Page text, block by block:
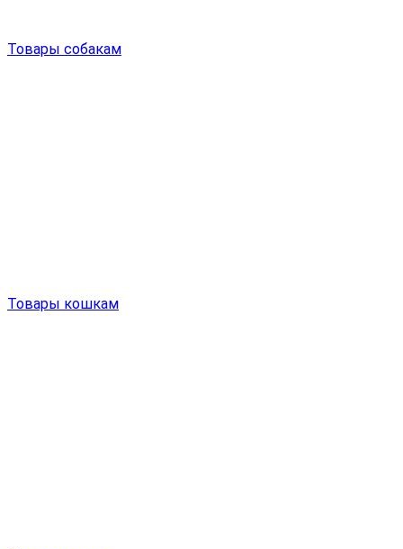
Товары собакам
Товары кошкам